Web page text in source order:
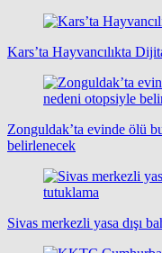
Kars’ta Hayvancılıkta
Zonguldak’ta evinde ölü
belirlenecek
Sivas merkezli yasa dışı